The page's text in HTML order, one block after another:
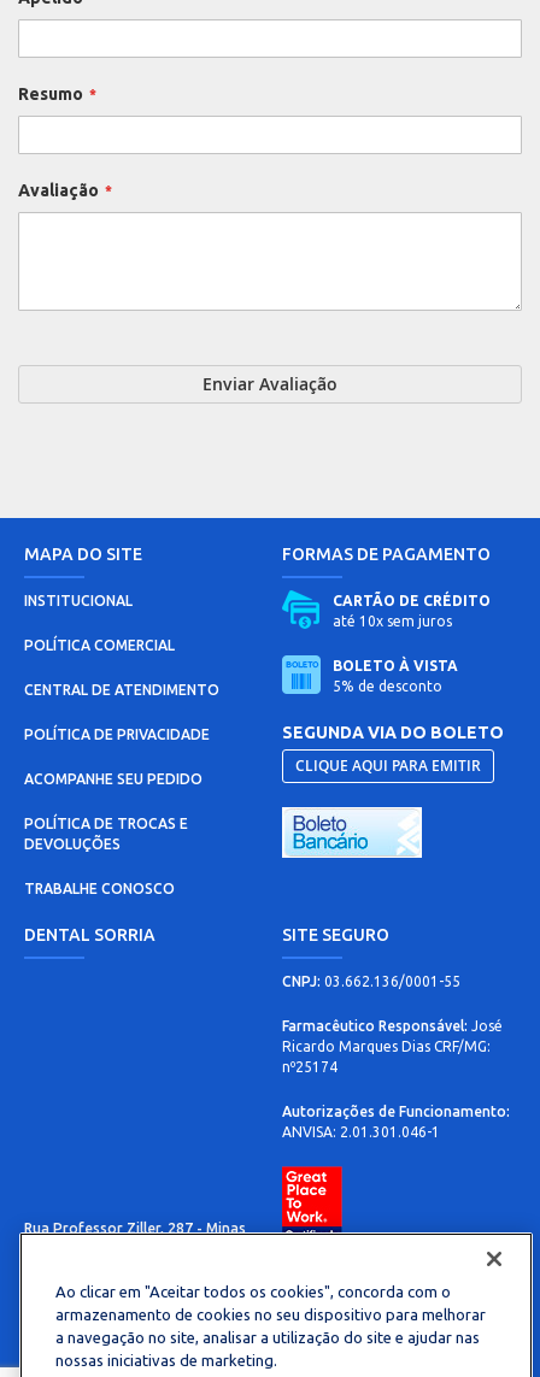
Resumo
Avaliação
Enviar Avaliação
MAPA DO SITE
INSTITUCIONAL
POLÍTICA COMERCIAL
CENTRAL DE ATENDIMENTO
POLÍTICA DE PRIVACIDADE
ACOMPANHE SEU PEDIDO
POLÍTICA DE TROCAS E
DEVOLUÇÕES
TRABALHE CONOSCO
FORMAS DE PAGAMENTO
CARTÃO DE CRÉDITO
até 10x sem juros
BOLETO À VISTA
5% de desconto
SEGUNDA VIA DO BOLETO
CLIQUE AQUI PARA EMITIR
DENTAL SORRIA
Rua Professor Ziller, 287 - Minas
CEP: 30730-200
Televendas
(31) 3524-8686
SITE SEGURO
CNPJ: 03.662.136/0001-55
Farmacêutico Responsável: José
Ricardo Marques Dias CRF/MG:
nº25174
Autorizações de Funcionamento:
ANVISA: 2.01.301.046-1
Ao clicar em "Aceitar todos os cookies", concorda com o
armazenamento de cookies no seu dispositivo para melhorar
a navegação no site, analisar a utilização do site e ajudar nas
nossas iniciativas de marketing.